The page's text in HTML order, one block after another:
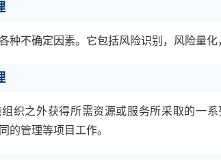
种不确定因素。它包括风险识别，风险量化
织之外获得所需资源或服务所采取的一
的管理等项目工作。